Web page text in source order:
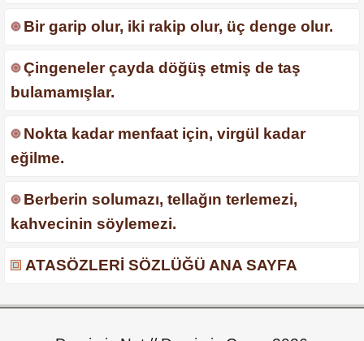
Bir garip olur, iki rakip olur, üç denge olur.
Çingeneler çayda döğüş etmiş de taş
bulamamışlar.
Nokta kadar menfaat için, virgül kadar
eğilme.
Berberin solumazı, tellağın terlemezi,
kahvecinin söylemezi.
ATASÖZLERİ SÖZLÜĞÜ ANA SAYFA